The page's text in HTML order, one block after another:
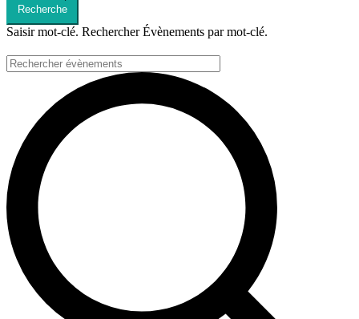
Recherche
Saisir mot-clé. Rechercher Évènements par mot-clé.